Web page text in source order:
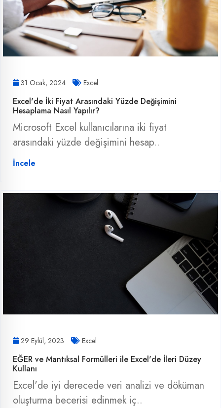
31 Ocak, 2024 Excel
Excel'de İki Fiyat Arasındaki Yüzde Değişimini
Hesaplama Nasıl Yapılır?
Microsoft Excel kullanıcılarına iki fiyat
arasındaki yüzde değişimini hesap..
İncele
29 Eylül, 2023 Excel
EĞER ve Mantıksal Formülleri ile Excel'de İleri Düzey
Kullanı
Excel'de iyi derecede veri analizi ve döküman
oluşturma becerisi edinmek iç..